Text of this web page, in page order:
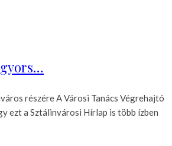
gyors…
részére A Városi Tanács Végrehajtó
ezt a Sztálinvárosi Hírlap is több ízben